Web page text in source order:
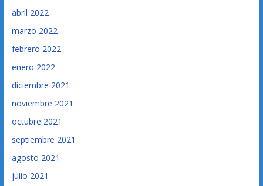
abril 2022
marzo 2022
febrero 2022
enero 2022
diciembre 2021
noviembre 2021
octubre 2021
septiembre 2021
agosto 2021
julio 2021